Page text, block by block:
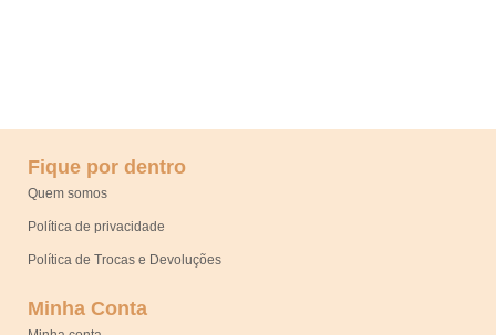
Fique por dentro
Quem somos
Política de privacidade
Política de Trocas e Devoluções
Minha Conta